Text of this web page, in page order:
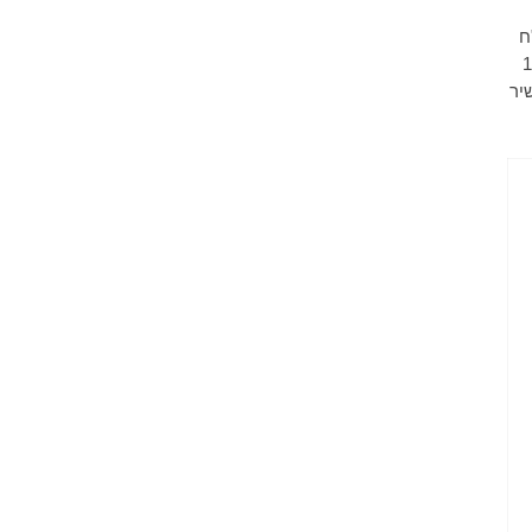
באמת בין מכשיר שעולה 1000 ש"ח
על 15-20%